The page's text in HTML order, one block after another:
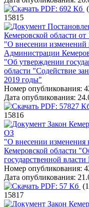
PDF: 692 Кб
15815
Кемеровской области
"О внесении изменений
Администрации
"Об утверждении
области "Содействие
2019 годы"
Номер опубликования:
Дата опубликования:
PDF: 57827
15816
Закон
ОЗ
"О внесении изменения
Кемеровской области
государственной
Номер опубликования:
Дата опубликования:
PDF: 57 Кб
15817
Закон